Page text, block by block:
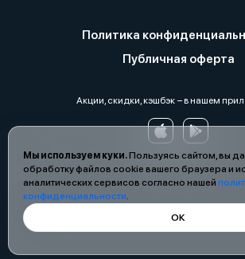
Мы используем куки.Пользуясь сайтом, вы
обработку файлов cookie вашего браузера и
аналитических сервисов согласно нашей
конфиденциальности.
ОК
Политика
Публичная оферта
Акции, скидки, кэшбэк − в нашем